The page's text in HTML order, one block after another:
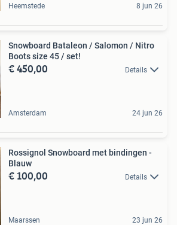
Heemstede 8 jun 26
Snowboard Bataleon / Salomon / Nitro
Boots size 45 / set!
€ 450,00 Details
Amsterdam 24 jun 26
Rossignol Snowboard met bindingen -
Blauw
€ 100,00 Details
Maarssen 23 jun 26